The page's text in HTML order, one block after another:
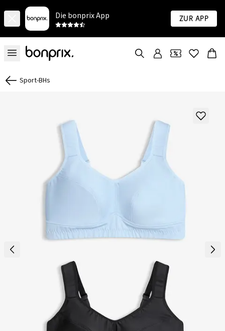
Die bonprix App Zur App
Sport-BHs